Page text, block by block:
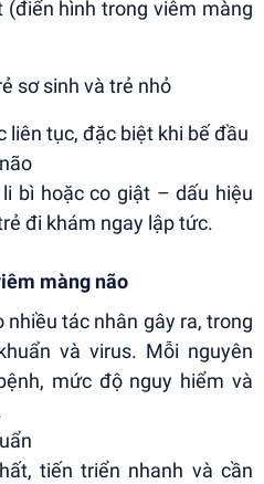
(điển hình trong viêm màng
sơ sinh và trẻ nhỏ
liên tục, đặc biệt khi bế đầu
bì hoặc co giật – dấu hiệu
đi khám ngay lập tức.
màng não
tác nhân gây ra, trong
và virus. Mỗi nguyên
mức độ nguy hiểm và
tiến triển nhanh và cần